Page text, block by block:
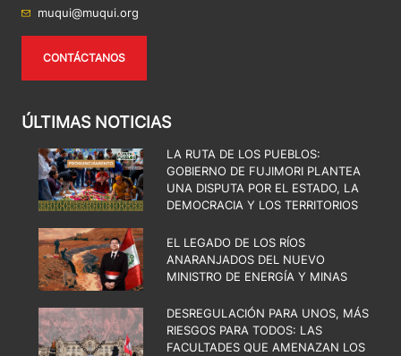
muqui@muqui.org
CONTÁCTANOS
ÚLTIMAS NOTICIAS
LA RUTA DE LOS PUEBLOS:
GOBIERNO DE FUJIMORI PLANTEA
UNA DISPUTA POR EL ESTADO, LA
DEMOCRACIA Y LOS TERRITORIOS
EL LEGADO DE LOS RÍOS
ANARANJADOS DEL NUEVO
MINISTRO DE ENERGÍA Y MINAS
DESREGULACIÓN PARA UNOS, MÁS
RIESGOS PARA TODOS: LAS
FACULTADES QUE AMENAZAN LOS